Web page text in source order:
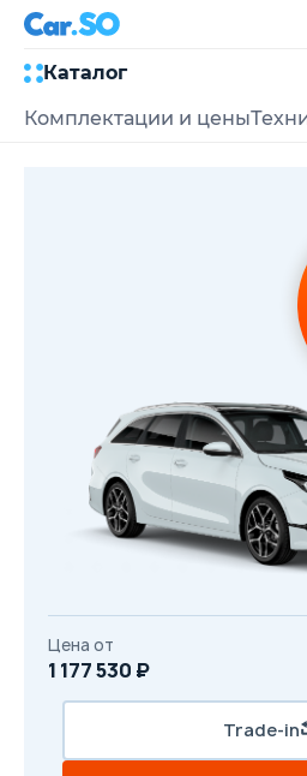
Каталог
8 800 500-03-
с 08:00 по 20:00,
Привольная
Перезвоните
Комплектации и цены
Цена от
1 177 530 ₽
Trade-in